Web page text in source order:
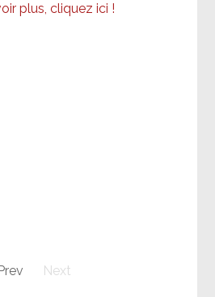
plus, cliquez ici !
Prev Next